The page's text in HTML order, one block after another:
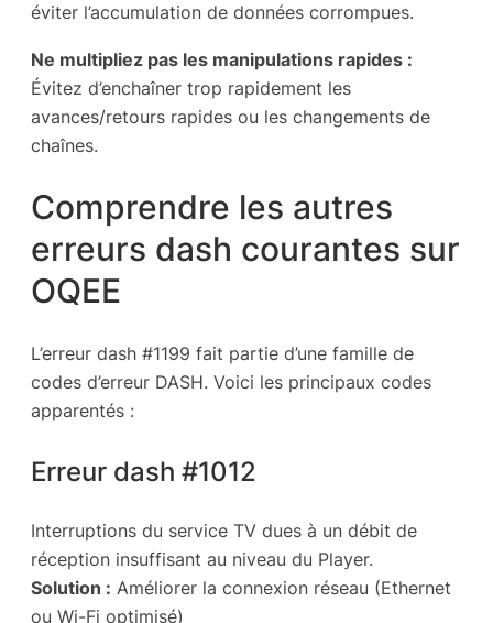
éviter l’accumulation de données corrompues.
Ne multipliez pas les manipulations rapides :
Évitez d’enchaîner trop rapidement les
avances/retours rapides ou les changements de
chaînes.
Comprendre les autres
erreurs dash courantes sur
OQEE
L’erreur dash #1199 fait partie d’une famille de
codes d’erreur DASH. Voici les principaux codes
apparentés :
Erreur dash #1012
Interruptions du service TV dues à un débit de
réception insuffisant au niveau du Player.
Solution : Améliorer la connexion réseau (Ethernet
ou Wi-Fi optimisé)